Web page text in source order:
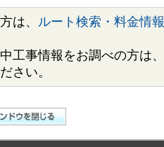
は、 ルート検索・料金情報
工事情報をお調べの方は、
さい。
いいたします。（4．う回路案内を
しますが、工事へのご理解・ご
いいたします。